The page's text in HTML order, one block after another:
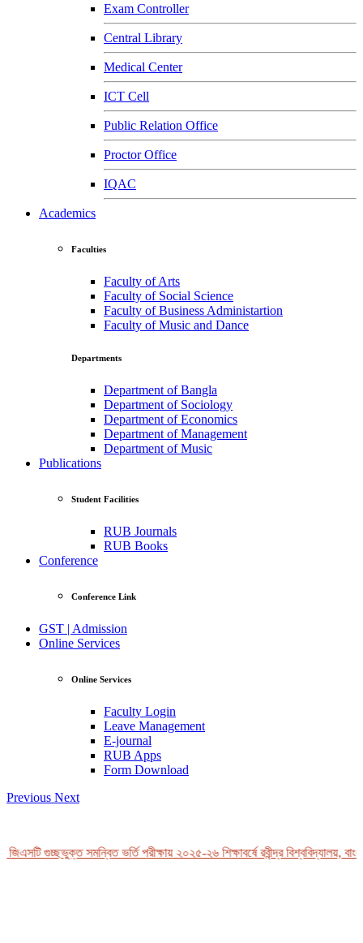
Exam Controller
Central Library
Medical Center
ICT Cell
Public Relation Office
Proctor Office
IQAC
Academics
Faculties
Faculty of Arts
Faculty of Social Science
Faculty of Business Administartion
Faculty of Music and Dance
Departments
Department of Bangla
Department of Sociology
Department of Economics
Department of Management
Department of Music
Publications
Student Facilities
RUB Journals
RUB Books
Conference
Conference Link
GST | Admission
Online Services
Online Services
Faculty Login
Leave Management
E-journal
RUB Apps
Form Download
Previous Next
গুচ্ছভুক্ত সমন্বিত ভর্তি পরীক্ষায় ২০২৫-২৬ শিক্ষাবর্ষে রবীন্দ্র বিশ্ববিদ্যালয়,